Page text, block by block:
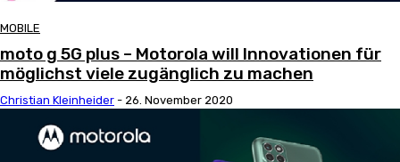
MOBILE
moto g 5G plus – Motorola will Innovationen für
möglichst viele zugänglich zu machen
Christian Kleinheider - 26. November 2020